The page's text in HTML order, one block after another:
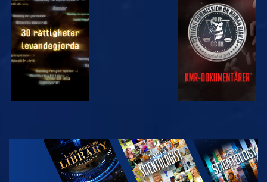
TITTA TITTA
TITTA
UTFORSKA
SERIEN